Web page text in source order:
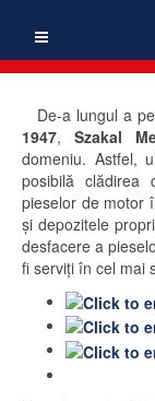
De-a lungul a
1947, Szakal
domeniu. Astfel,
posibilă clădirea
pieselor de motor
şi depozitele
desfacere a
fi serviţi în cel mai